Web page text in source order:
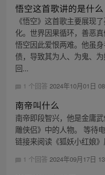
悟空这首歌讲的是什么
《悟空》这首歌主要展现
化。世界因果循环，善恶
悟空因此爱恨两难。他虽
债，导致其为人、为鬼、
回...
1 个回答 2024年10月01日
南帝叫什么
南帝即段智兴，他是金庸
雕侠侣》中的人物。 等待
链接来阅读《狐妖小红娘》
1 个回答 2024年09月17日